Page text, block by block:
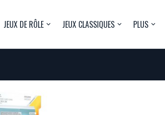
JEUX DE RÔLE JEUX CLASSIQUES PLUS